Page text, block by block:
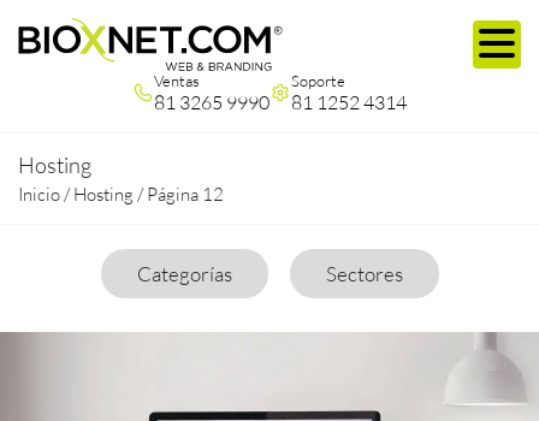
Ventas
81 3265 9990
Soporte
81 1252 4314
Hosting
Inicio /Hosting /Página 12
Categorías Sectores